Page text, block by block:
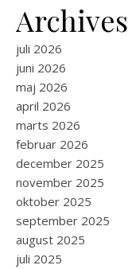
Archives
juli 2026
juni 2026
maj 2026
april 2026
marts 2026
februar 2026
december 2025
november 2025
oktober 2025
september 2025
august 2025
juli 2025